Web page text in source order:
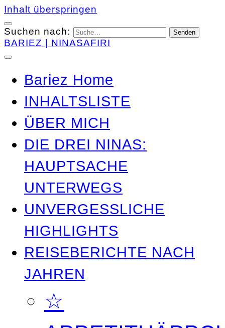
Inhalt überspringen
Suchen nach:
BARIEZ | NINASAFIRI
Bariez Home
INHALTSLISTE
ÜBER MICH
DIE DREI NINAS:
HAUPTSACHE
UNTERWEGS
UNVERGESSLICHE
HIGHLIGHTS
REISEBERICHTE NACH
JAHREN
☆